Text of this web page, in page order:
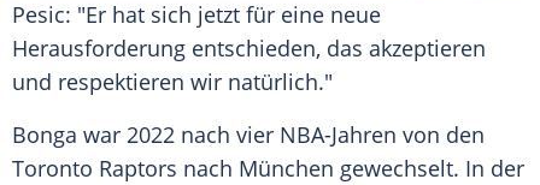
Pesic: "Er hat sich jetzt für eine neue
Herausforderung entschieden, das akzeptieren
und respektieren wir natürlich."
Bonga war 2022 nach vier NBA-Jahren von den
Toronto Raptors nach München gewechselt. In der